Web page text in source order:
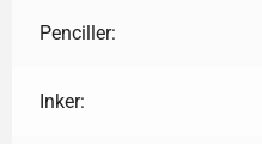
Penciller:
Inker: